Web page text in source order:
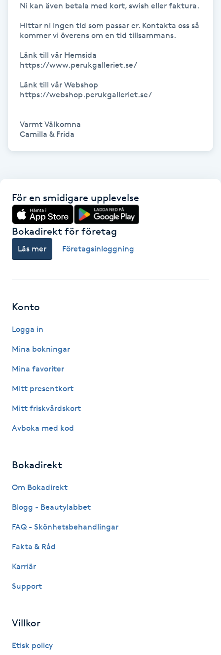
Hot yoga
Hudföryngring
Huduppstramning
Hyaluronsyra
Hårborttagning
Hårbottenbehandling
Hårvård
Hälsa
Idrottsmassage
IPL
Katun fransar
Keratinbehandling
Ni kan även betala med kort, swish eller faktura.
Hittar ni ingen tid som passar er. Kontakta oss så
kommer vi överens om en tid tillsammans.
Länk till vår Hemsida
https://www.perukgalleriet.se/
Länk till vår Webshop
https://webshop.perukgalleriet.se/
Varmt Välkomna
Camilla & Frida
För en smidigare upplevelse
Bokadirekt för företag
Läs mer Företagsinloggning
Konto
Logga in
Mina bokningar
Mina favoriter
Mitt presentkort
Mitt friskvårdskort
Avboka med kod
Bokadirekt
Om Bokadirekt
Blogg - Beautylabbet
FAQ - Skönhetsbehandlingar
Fakta & Råd
Karriär
Support
Villkor
Etisk policy